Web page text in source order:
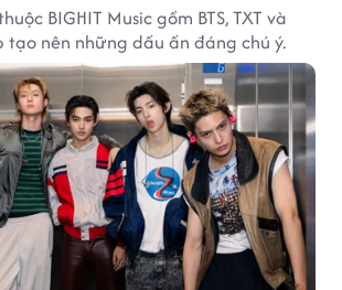
BIGHIT Music gồm BTS, TXT và
tạo nên những dấu ấn đáng chú ý.